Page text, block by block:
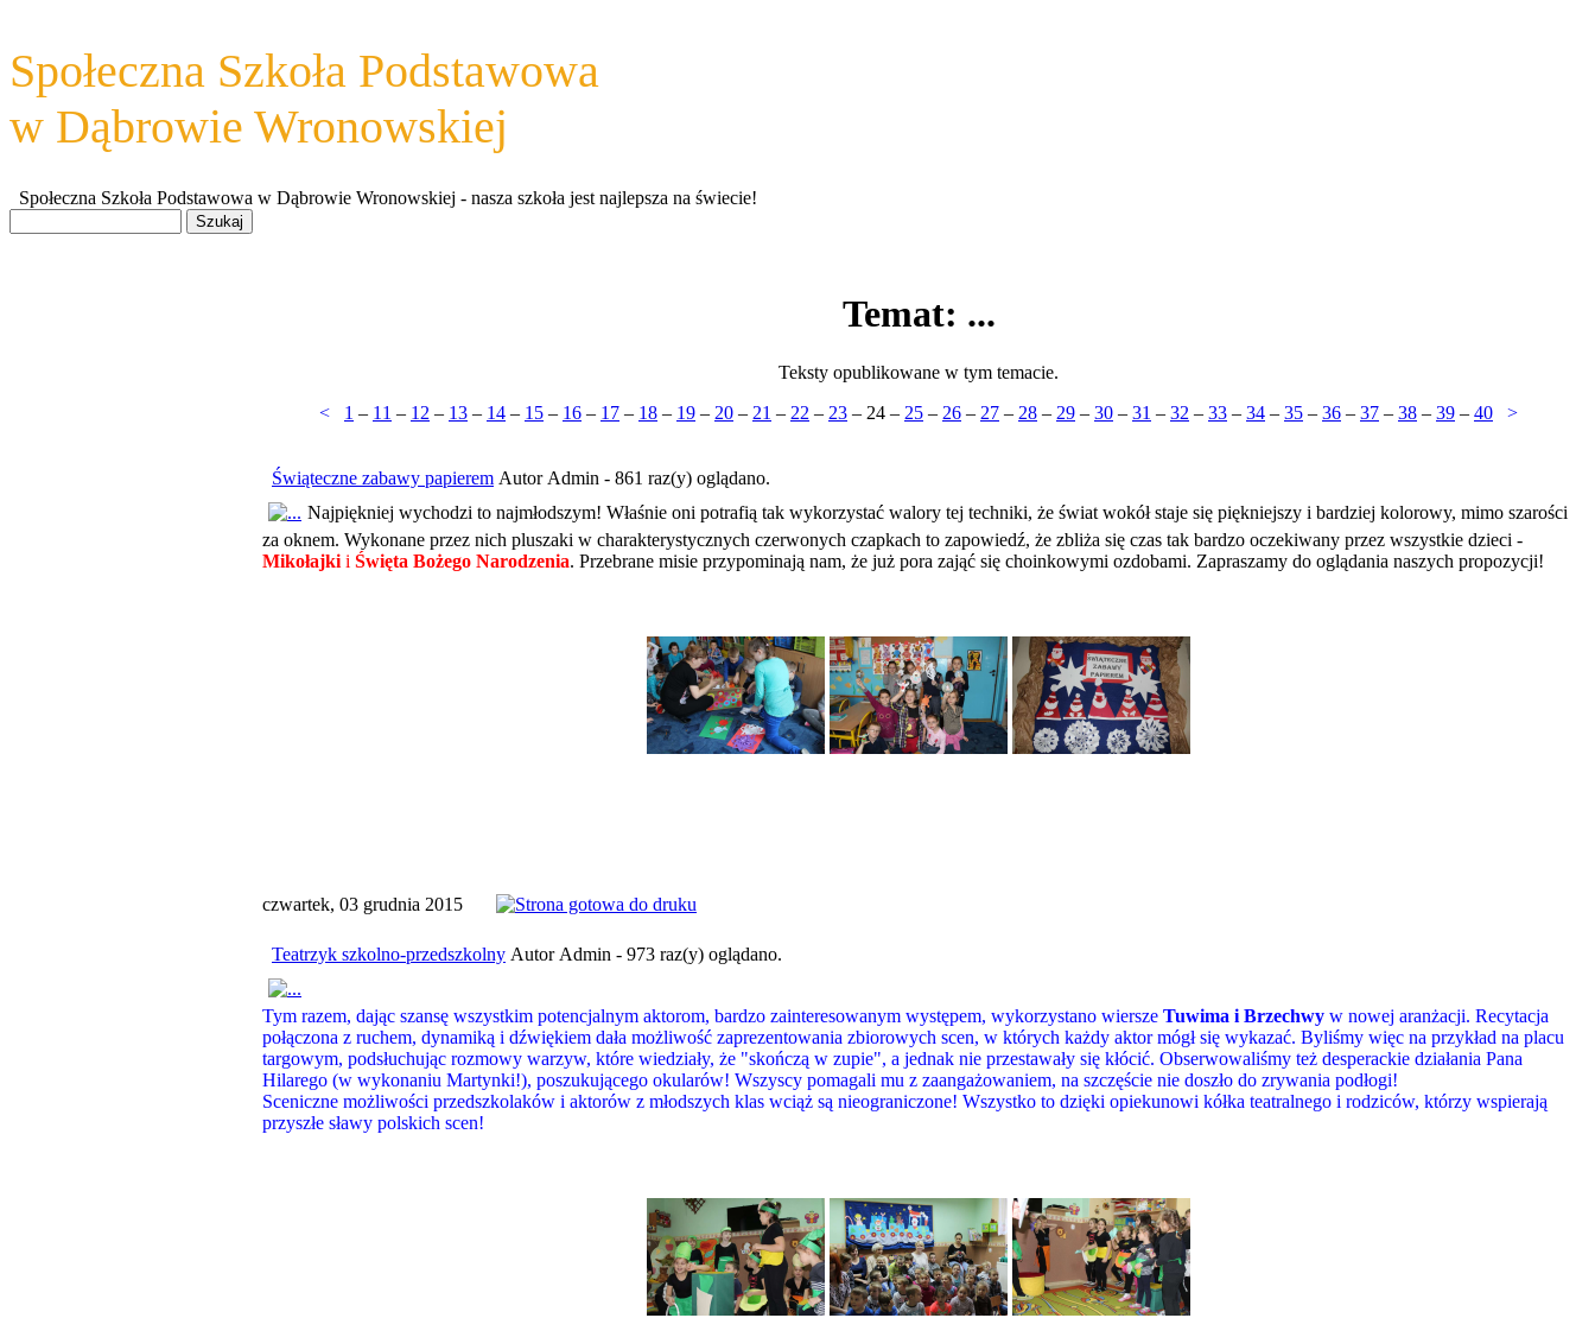
Społeczna Szkoła Podstawowa
w Dąbrowie Wronowskiej
Społeczna Szkoła Podstawowa w Dąbrowie Wronowskiej - nasza szkoła jest najlepsza na świecie!
Temat: ...
Teksty opublikowane w tym temacie.
<
1 – 11 – 12 – 13 – 14 – 15 – 16 – 17 – 18 – 19 – 20 – 21 – 22 – 23 – 24 – 25 – 26 – 27 – 28 – 29 – 30 – 31 – 32 – 33 – 34 – 35 – 36 – 37 – 38 – 39 – 40 >
Świąteczne zabawy papierem Autor Admin - 861 raz(y) oglądano.
Najpiękniej wychodzi to najmłodszym! Właśnie oni potrafią tak wykorzystać walory tej techniki, że świat wokół staje się piękniejszy i bardziej kolorowy, mimo szarości
za oknem. Wykonane przez nich pluszaki w charakterystycznych czerwonych czapkach to zapowiedź, że zbliża się czas tak bardzo oczekiwany przez wszystkie dzieci -
Mikołajki i Święta Bożego Narodzenia. Przebrane misie przypominają nam, że już pora zająć się choinkowymi ozdobami. Zapraszamy do oglądania naszych propozycji!
czwartek, 03 grudnia 2015
Teatrzyk szkolno-przedszkolny Autor Admin - 973 raz(y) oglądano.
Tym razem, dając szansę wszystkim potencjalnym aktorom, bardzo zainteresowanym występem, wykorzystano wiersze Tuwima i Brzechwy w nowej aranżacji. Recytacja
połączona z ruchem, dynamiką i dźwiękiem dała możliwość zaprezentowania zbiorowych scen, w których każdy aktor mógł się wykazać. Byliśmy więc na przykład na placu
targowym, podsłuchując rozmowy warzyw, które wiedziały, że "skończą w zupie", a jednak nie przestawały się kłócić. Obserwowaliśmy też desperackie działania Pana
Hilarego (w wykonaniu Martynki!), poszukującego okularów! Wszyscy pomagali mu z zaangażowaniem, na szczęście nie doszło do zrywania podłogi!
Sceniczne możliwości przedszkolaków i aktorów z młodszych klas wciąż są nieograniczone! Wszystko to dzięki opiekunowi kółka teatralnego i rodziców, którzy wspierają
przyszłe sławy polskich scen!